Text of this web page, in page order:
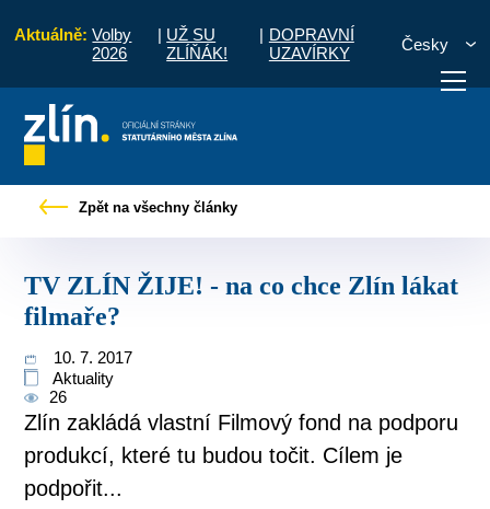
Aktuálně: Volby
2026
| UŽ SU
ZLÍŇÁK!
| DOPRAVNÍ
UZAVÍRKY
Česky
vyřídit Potřebuji zaplatit
Zpět na všechny články
TV ZLÍN ŽIJE! - na co chce Zlín lákat
filmaře?
10. 7. 2017
Aktuality
26
Zlín zakládá vlastní Filmový fond na podporu
produkcí, které tu budou točit. Cílem je
podpořit...